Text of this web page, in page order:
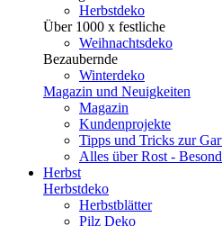
Herbstdeko
Über 1000 x festliche
Weihnachtsdeko
Bezaubernde
Winterdeko
Magazin und Neuigkeiten
Magazin
Kundenprojekte
Tipps und Tricks zur
Alles über Rost -
Herbst
Herbstdeko
Herbstblätter
Pilz Deko